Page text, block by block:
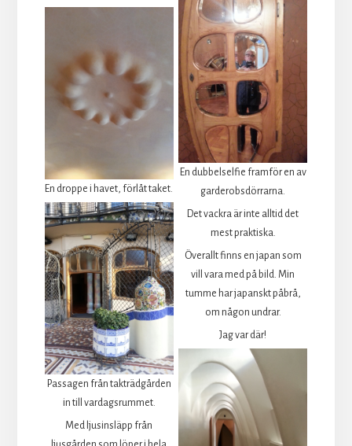
En dubbelselfie framför en av
garderobsdörrarna.
En droppe i havet, förlåt taket.
Passagen från takträdgården
in till vardagsrummet.
Det vackra är inte alltid det
mest praktiska.
Överallt finns en japan som
vill vara med på bild. Min
tumme har japanskt påbrå,
om någon undrar.
Jag var där!
Med ljusinsläpp från